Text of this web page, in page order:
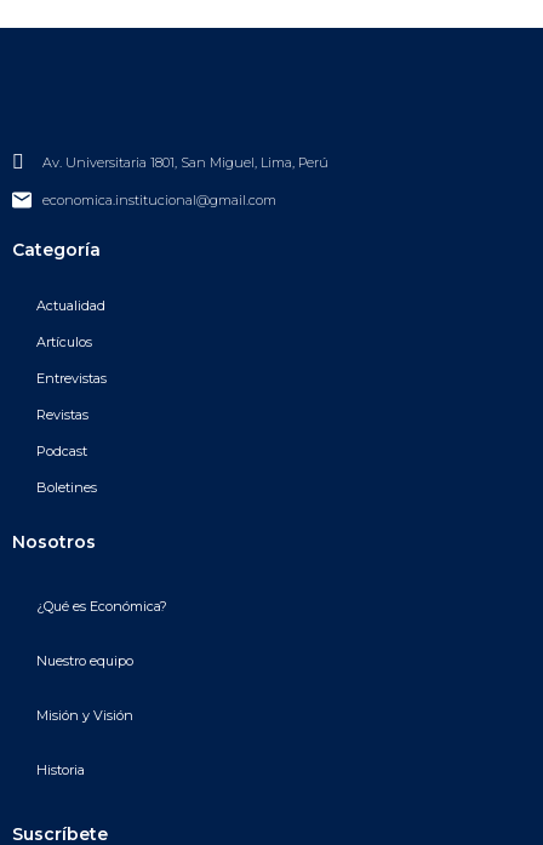
Av. Universitaria 1801, San Miguel, Lima, Perú
economica.institucional@gmail.com
Categoría
Actualidad
Artículos
Entrevistas
Revistas
Podcast
Boletines
Nosotros
¿Qué es Económica?
Nuestro equipo
Misión y Visión
Historia
Suscríbete